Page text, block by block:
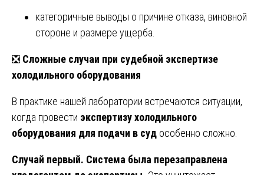
категоричные выводы о причине отказа, виновной
стороне и размере ущерба.
❎ Сложные случаи при судебной экспертизе
холодильного оборудования
В практике нашей лаборатории встречаются ситуации,
когда провести экспертизу холодильного
оборудования для подачи в суд особенно сложно.
Случай первый. Система была перезаправлена